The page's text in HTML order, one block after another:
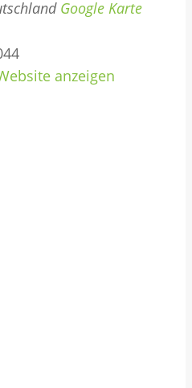
Google Karte
anzeigen